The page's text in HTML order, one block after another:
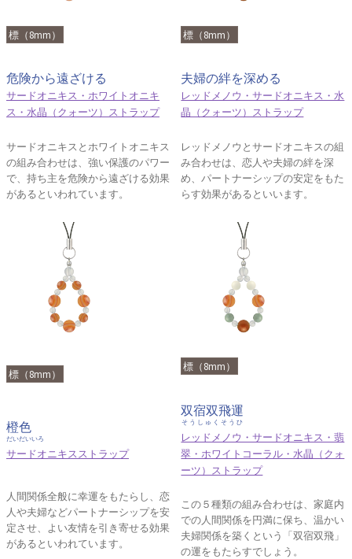
標（8mm）
危険から遠ざける
サードオニキス・ホワイトオニキ
ス・水晶（クォーツ）ストラップ
サードオニキスとホワイトオニキス
の組み合わせは、強い保護のパワー
で、持ち主を危険から遠ざける効果
があるといわれています。
標（8mm）
夫婦の絆を深める
レッドメノウ・サードオニキス・水
晶（クォーツ）ストラップ
レッドメノウとサードオニキスの組
み合わせは、恋人や夫婦の絆を深
め、パートナーシップの安定をもた
らす効果があるといいます。
標（8mm）
橙色
だいだいいろ
サードオニキスストラップ
人間関係全般に幸運をもたらし、恋
人や夫婦などパートナーシップを安
定させ、よい友情を引き寄せる効果
があるといわれています。
標（8mm）
双宿双飛運
そうしゅくそうひ
レッドメノウ・サードオニキス・翡
翠・ホワイトコーラル・水晶（クォ
ーツ）ストラップ
この５種類の組み合わせは、家庭内
での人間関係を円満に保ち、温かい
夫婦関係を築くという「双宿双飛」
の運をもたらすでしょう。